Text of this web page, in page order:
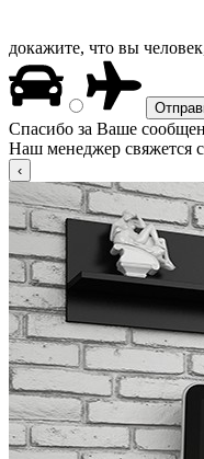
докажите, что вы
Спасибо за Ваше
Наш менеджер свяжется